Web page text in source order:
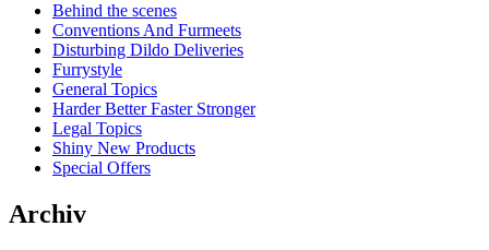
Behind the scenes
Conventions And Furmeets
Disturbing Dildo Deliveries
Furrystyle
General Topics
Harder Better Faster Stronger
Legal Topics
Shiny New Products
Special Offers
Archiv